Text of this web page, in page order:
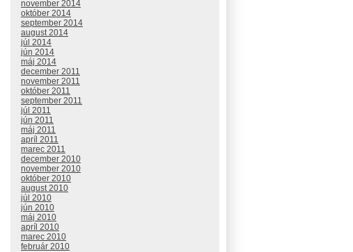
november 2014
október 2014
september 2014
august 2014
júl 2014
jún 2014
máj 2014
december 2011
november 2011
október 2011
september 2011
júl 2011
jún 2011
máj 2011
apríl 2011
marec 2011
december 2010
november 2010
október 2010
august 2010
júl 2010
jún 2010
máj 2010
apríl 2010
marec 2010
február 2010